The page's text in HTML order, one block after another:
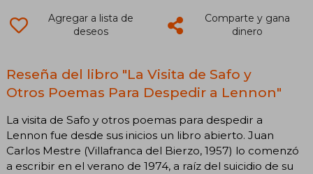
Agregar a lista de
deseos
Comparte y gana
dinero
Reseña del libro "La Visita de Safo y
Otros Poemas Para Despedir a Lennon"
La visita de Safo y otros poemas para despedir a
Lennon fue desde sus inicios un libro abierto. Juan
Carlos Mestre (Villafranca del Bierzo, 1957) lo comenzó
a escribir en el verano de 1974, a raíz del suicidio de su